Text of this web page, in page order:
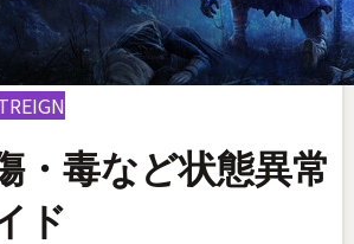
・毒など状態異常
ド